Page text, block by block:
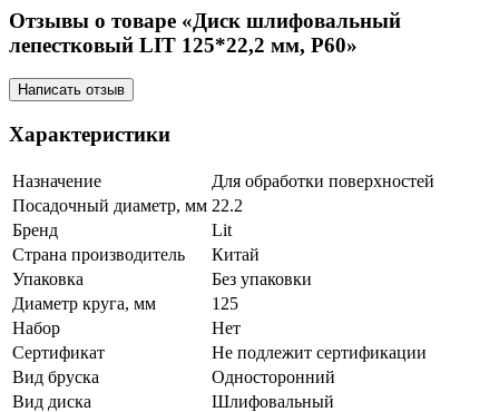
Отзывы о товаре «Диск шлифовальный
лепестковый LIT 125*22,2 мм, P60»
Написать отзыв
Характеристики
Назначение
Для обработки поверхностей
Посадочный диаметр, мм 22.2
Бренд
Lit
Страна производитель
Китай
Упаковка
Без упаковки
Диаметр круга, мм
125
Набор
Нет
Сертификат
Не подлежит сертификации
Вид бруска
Односторонний
Вид диска
Шлифовальный